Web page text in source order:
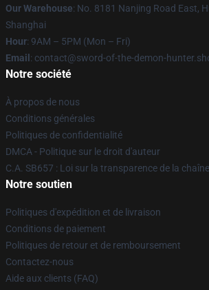
Our Warehouse: No. 8181 Nanjing Road East,
Shanghai
Hour: 9AM – 5PM (Mon – Fri)
Email : contact@sword-of-the-demon-
Notre société
À propos de nous
Conditions générales
Politiques de confidentialité
DMCA - Politique sur le droit d'auteur
C.A. SB657 : Loi sur la transparence de la
Notre soutien
Politiques d'expédition et de livraison
Conditions de paiement
Politiques de retour et de remboursement
Contactez-nous
Aide aux clients (FAQ)